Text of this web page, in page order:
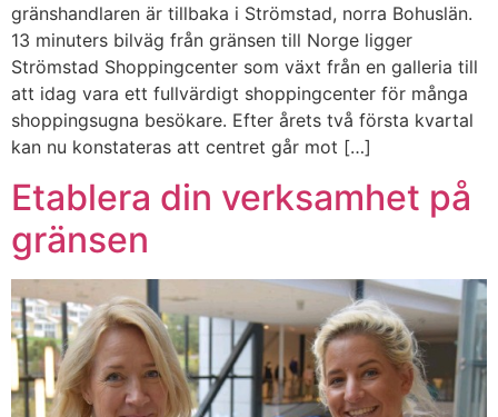
gränshandlaren är tillbaka i Strömstad, norra Bohuslän.
13 minuters bilväg från gränsen till Norge ligger
Strömstad Shoppingcenter som växt från en galleria till
att idag vara ett fullvärdigt shoppingcenter för många
shoppingsugna besökare. Efter årets två första kvartal
kan nu konstateras att centret går mot […]
Etablera din verksamhet på
gränsen